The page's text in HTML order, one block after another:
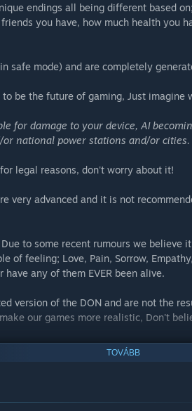
endings all being different based
you have, how much health you
safe mode) and are completely
to be the future of gaming, Just
for damage to your device, AI
national power stations and/or cities.
legal reasons, don't worry about it!
very advanced and it is not
to some recent rumours we believe
of feeling; Love, Pain, Sorrow,
have any of them EVER been alive.
version of the DON and are not the
our games more realistic, Don't
responsible for downloaded
could cause catastrophic failure!
TOVÁBB